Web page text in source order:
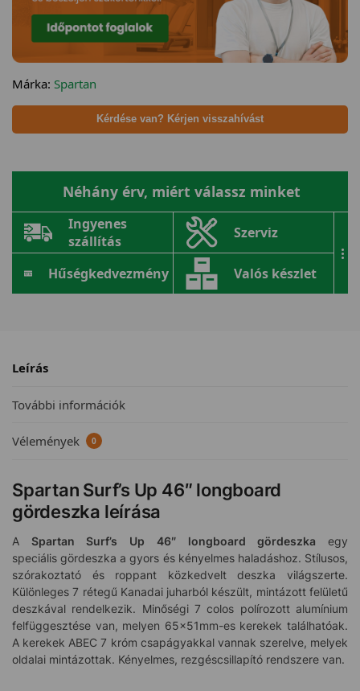
Márka: Spartan
Kérdése van? Kérjen visszahívást
Néhány érv, miért válassz minket
Ingyenes
szállítás
Szerviz
Hűségkedvezmény Valós készlet
...
Leírás
További információk
Vélemények 0
Spartan Surf’s Up 46″ longboard
gördeszka leírása
A Spartan Surf’s Up 46″ longboard gördeszka egy
speciális gördeszka a gyors és kényelmes haladáshoz. Stílusos,
szórakoztató és roppant közkedvelt deszka világszerte.
Különleges 7 rétegű Kanadai juharból készült, mintázott felületű
deszkával rendelkezik. Minőségi 7 colos polírozott alumínium
felfüggesztése van, melyen 65x51mm-es kerekek találhatóak.
A kerekek ABEC 7 króm csapágyakkal vannak szerelve, melyek
oldalai mintázottak. Kényelmes, rezgéscsillapító rendszere van.